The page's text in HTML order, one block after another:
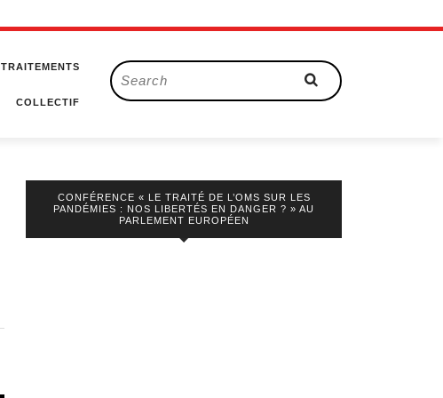
TRAITEMENTS
COLLECTIF
Search
for:
CONFÉRENCE « LE TRAITÉ DE L’OMS SUR LES
PANDÉMIES : NOS LIBERTÉS EN DANGER ? » AU
PARLEMENT EUROPÉEN